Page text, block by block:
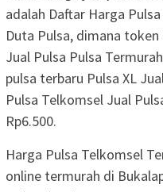
adalah Daftar Harga
Duta Pulsa, dimana
Jual Pulsa Pulsa
pulsa terbaru Pulsa XL
Pulsa Telkomsel Jual
Rp6.500.
Harga Pulsa Telkomsel
online termurah di